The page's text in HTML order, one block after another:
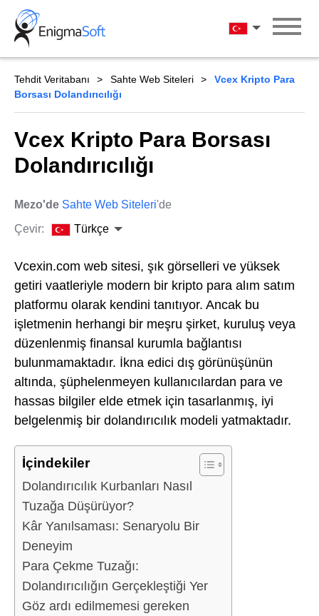
Skip
content
Türkçe
Tehdit Veritabanı Sahte Web Siteleri
Vcex Kripto Para
Borsası Dolandırıcılığı
Vcex Kripto Para Borsası
Dolandırıcılığı
Mezo'de Sahte Web Siteleri'de
Çevir:
Türkçe
Vcexin.com web sitesi, şık görselleri ve yüksek
getiri vaatleriyle modern bir kripto para alım satım
platformu olarak kendini tanıtıyor. Ancak bu
işletmenin herhangi bir meşru şirket, kuruluş veya
düzenlenmiş finansal kurumla bağlantısı
bulunmamaktadır. İkna edici dış görünüşünün
altında, şüphelenmeyen kullanıcılardan para ve
hassas bilgiler elde etmek için tasarlanmış, iyi
belgelenmiş bir dolandırıcılık modeli yatmaktadır.
İçindekiler
Dolandırıcılık Kurbanları Nasıl
Tuzağa Düşürüyor?
Kâr Yanılsaması: Senaryolu Bir
Deneyim
Para Çekme Tuzağı:
Dolandırıcılığın Gerçekleştiği Yer
Göz ardı edilmemesi gereken